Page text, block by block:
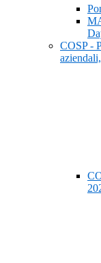
COSP -